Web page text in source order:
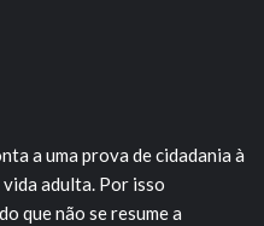
a uma prova de cidadania à
adulta. Por isso
que não se resume a